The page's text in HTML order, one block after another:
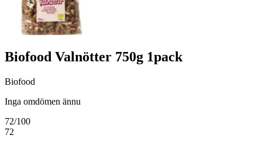
Biofood Valnötter 750g 1pack
Biofood
Inga omdömen ännu
72/100
72